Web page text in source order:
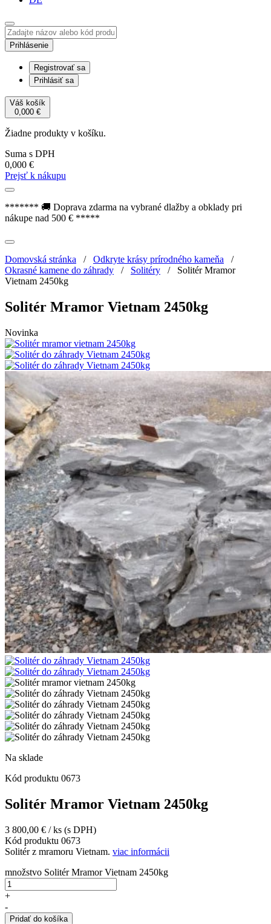
Prihlásenie
Registrovať sa
Prihlásiť sa
Váš košík
0,000 €
Žiadne produkty v košíku.
Suma s DPH
0,000 €
Prejsť k nákupu
******* 🚚 Doprava zdarma na vybrané dlažby a obklady pri
nákupe nad 500 € *****
Domovská stránka / Odkryte krásy prírodného kameňa /
Okrasné kamene do záhrady / Solitéry / Solitér Mramor
Vietnam 2450kg
Solitér Mramor Vietnam 2450kg
Novinka
Na sklade
Kód produktu 0673
Solitér Mramor Vietnam 2450kg
3 800,00 € / ks (s DPH)
Kód produktu 0673
Solitér z mramoru Vietnam. viac informácii
množstvo Solitér Mramor Vietnam 2450kg
+
-
Pridať do košíka